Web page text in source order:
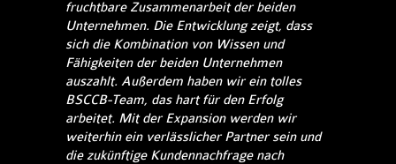
fruchtbare Zusammenarbeit der beiden
Unternehmen. Die Entwicklung zeigt, dass
sich die Kombination von Wissen und
Fähigkeiten der beiden Unternehmen
auszahlt. Außerdem haben wir ein tolles
BSCCB-Team, das hart für den Erfolg
arbeitet. Mit der Expansion werden wir
weiterhin ein verlässlicher Partner sein und
die zukünftige Kundennachfrage nach